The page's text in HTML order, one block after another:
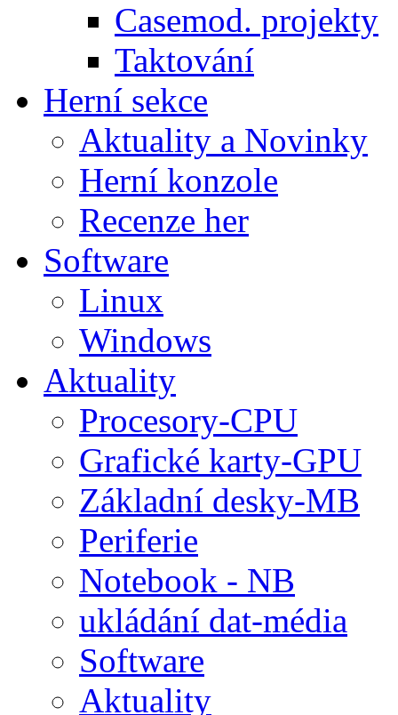
Casemod. projekty
Taktování
Herní sekce
Aktuality a Novinky
Herní konzole
Recenze her
Software
Linux
Windows
Aktuality
Procesory-CPU
Grafické karty-GPU
Základní desky-MB
Periferie
Notebook - NB
ukládání dat-média
Software
Aktuality